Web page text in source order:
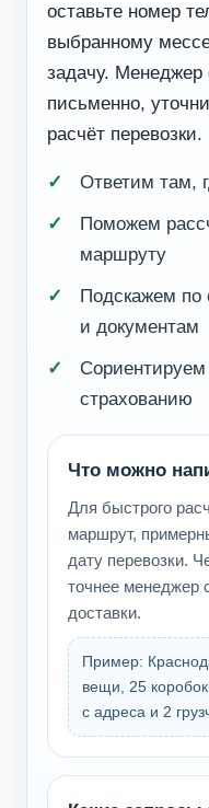
оставьте номер
выбранному
задачу. Менеджер
письменно,
расчёт перевозки.
Ответим там,
Поможем
маршруту
Подскажем по
и документам
Сориентируем
страхованию
Что можно
Для быстрого
маршрут,
дату перевозки.
точнее менеджер
доставки.
Пример:
вещи, 25
с адреса и 2